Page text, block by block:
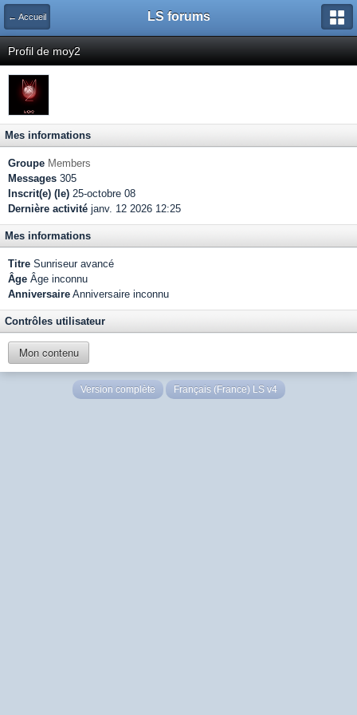
← Accueil LS forums
Profil de moy2
Mes informations
Groupe Members
Messages 305
Inscrit(e) (le) 25-octobre 08
Dernière activité janv. 12 2026 12:25
Mes informations
Titre Sunriseur avancé
Âge Âge inconnu
Anniversaire Anniversaire inconnu
Contrôles utilisateur
Mon contenu
Version complète Français (France) LS v4